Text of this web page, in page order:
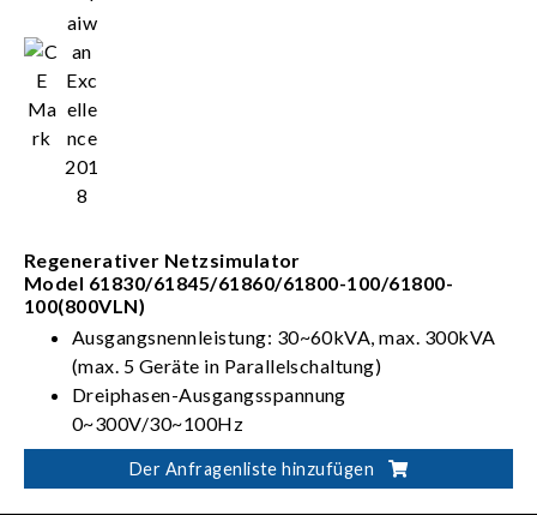
Regenerativer Netzsimulator
Model 61830/61845/61860/61800-100/61800-
100(800VLN)
Ausgangsnennleistung: 30~60kVA, max. 300kVA
(max. 5 Geräte in Parallelschaltung)
Dreiphasen-Ausgangsspannung
0~300V/30~100Hz
4 volle Quadranten mit regenerativer Fähigkeit
Fähig zur Leitungsverzerrungssimulation
Der Anfragenliste hinzufügen